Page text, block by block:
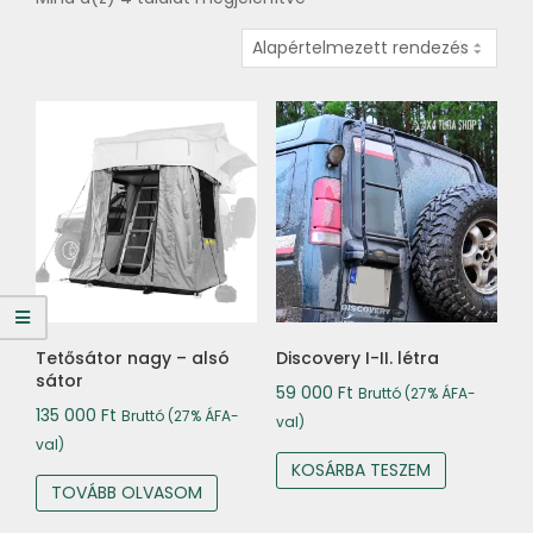
Tetősátor nagy – alsó
sátor
135 000 Ft Bruttó (27% ÁFA-
val)
TOVÁBB OLVASOM
Discovery I-II. létra
59 000 Ft Bruttó (27% ÁFA-
val)
KOSÁRBA TESZEM